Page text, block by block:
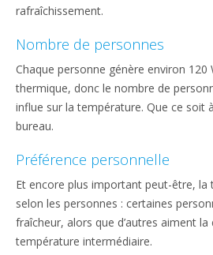
rafraîchissement.
Nombre de personnes
Chaque personne génère environ 120
thermique, donc le nombre de
influe sur la température. Que ce soit
bureau.
Préférence personnelle
Et encore plus important peut-être, la
selon les personnes : certaines
fraîcheur, alors que d’autres aiment la
température intermédiaire.